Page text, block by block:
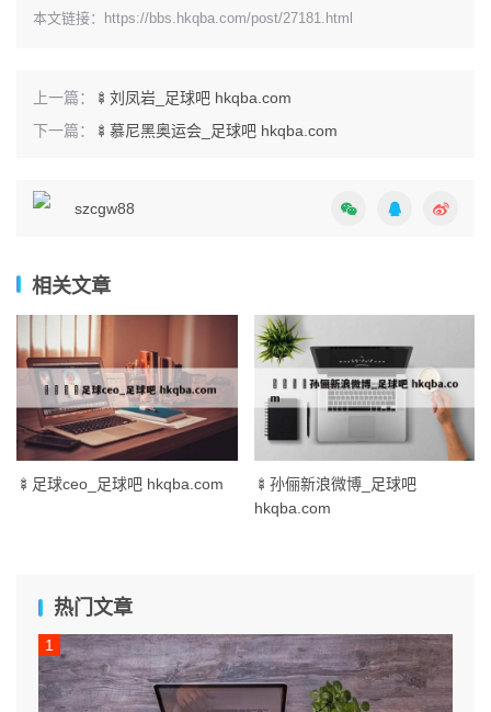
本文链接： https://bbs.hkqba.com/post/27181.html
上一篇：
🍢刘凤岩_足球吧 hkqba.com
下一篇：
🍢慕尼黑奥运会_足球吧 hkqba.com
szcgw88
相关文章
🍢足球ceo_足球吧 hkqba.com
🍢孙俪新浪微博_足球吧
hkqba.com
热门文章